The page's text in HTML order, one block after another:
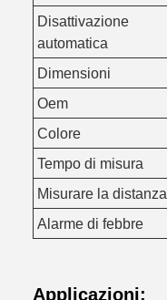
Disattivazione
automatica
Dimensioni
Oem
Colore
Tempo di misura
Misurare la distanza
Alarme di febbre
Applicazioni: